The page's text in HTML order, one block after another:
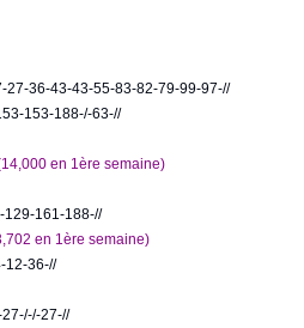
27-36-43-43-55-83-82-79-99-97-//
153-188-/-63-//
en 1ère semaine)
161-188-//
en 1ère semaine)
12-36-//
27-//